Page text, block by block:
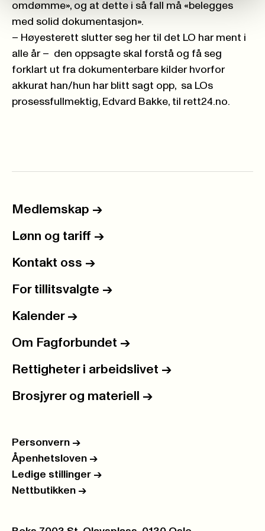
omdømme», og at dette i så fall må «belegges
med solid dokumentasjon».
– Høyesterett slutter seg her til det LO har ment i
alle år – den oppsagte skal forstå og få seg
forklart ut fra dokumenterbare kilder hvorfor
akkurat han/hun har blitt sagt opp, sa LOs
prosessfullmektig, Edvard Bakke, til rett24.no.
Medlemskap ->
Lønn og tariff ->
Kontakt oss ->
For tillitsvalgte ->
Kalender ->
Om Fagforbundet ->
Rettigheter i arbeidslivet ->
Brosjyrer og materiell ->
Personvern ->
Åpenhetsloven ->
Ledige stillinger ->
Nettbutikken ->